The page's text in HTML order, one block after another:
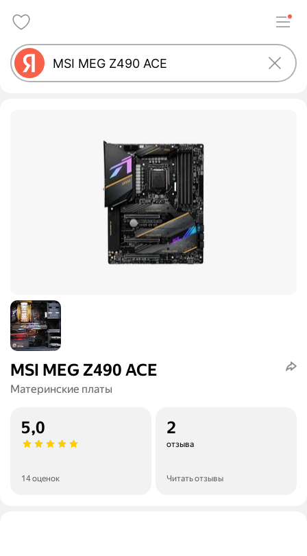
MSI MEG Z490 ACE
Материнские платы
5,0
14 оценок
2
отзыва
Читать отзывы